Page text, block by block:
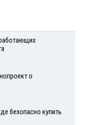
о
безопасно купить